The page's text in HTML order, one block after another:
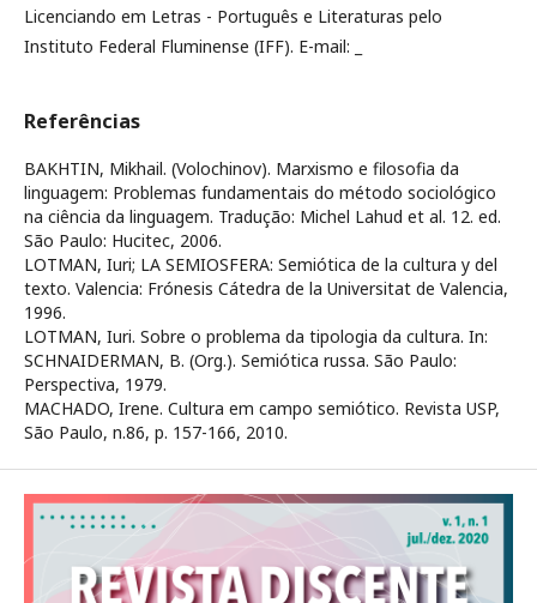
Licenciando em Letras - Português e Literaturas pelo
Instituto Federal Fluminense (IFF). E-mail: _
Referências
BAKHTIN, Mikhail. (Volochinov). Marxismo e filosofia da
linguagem: Problemas fundamentais do método sociológico
na ciência da linguagem. Tradução: Michel Lahud et al. 12. ed.
São Paulo: Hucitec, 2006.
LOTMAN, Iuri; LA SEMIOSFERA: Semiótica de la cultura y del
texto. Valencia: Frónesis Cátedra de la Universitat de Valencia,
1996.
LOTMAN, Iuri. Sobre o problema da tipologia da cultura. In:
SCHNAIDERMAN, B. (Org.). Semiótica russa. São Paulo:
Perspectiva, 1979.
MACHADO, Irene. Cultura em campo semiótico. Revista USP,
São Paulo, n.86, p. 157-166, 2010.